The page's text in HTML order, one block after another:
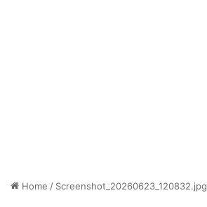
Home / Screenshot_20260623_120832.jpg